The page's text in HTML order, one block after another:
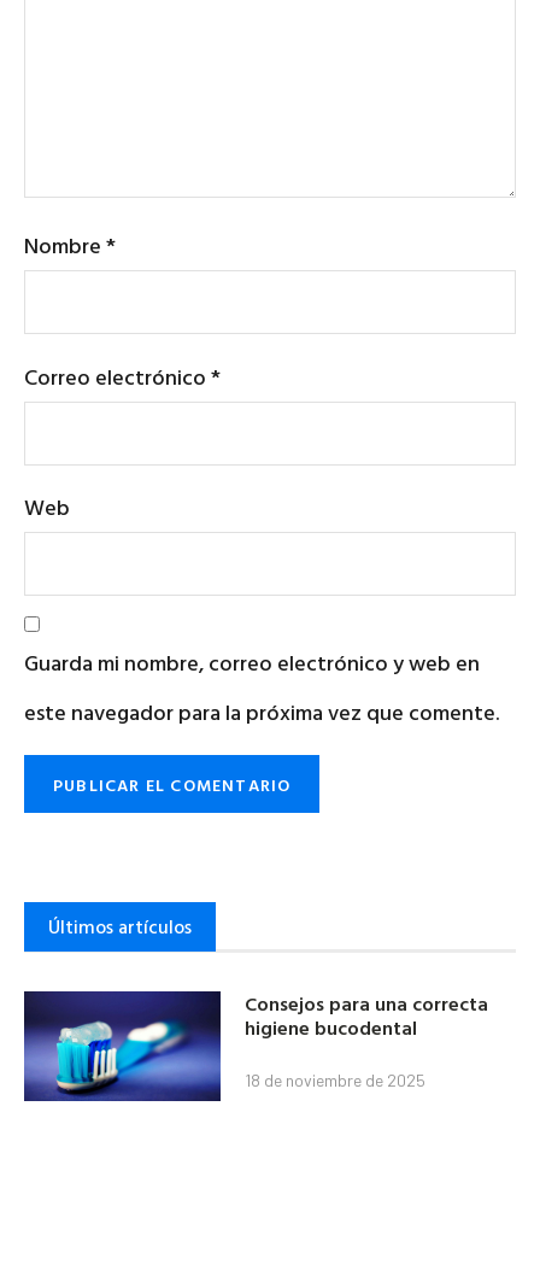
Nombre*
Correo electrónico*
Web
Guarda mi nombre, correo electrónico y web en
este navegador para la próxima vez que comente.
Últimos artículos
Consejos para una correcta
higiene bucodental
18 de noviembre de 2025